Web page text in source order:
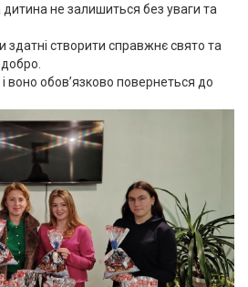
не залишиться без уваги та
здатні створити справжнє свято та
воно обов’язково повернеться до